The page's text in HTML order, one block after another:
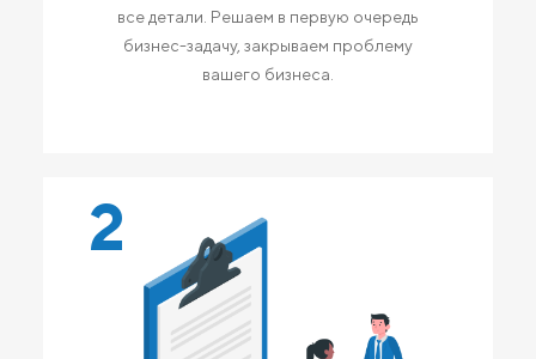
все детали. Решаем в первую очередь
бизнес-задачу, закрываем проблему
вашего бизнеса.
2